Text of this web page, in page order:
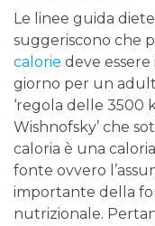
Le linee guida
suggeriscono che
calorie deve
giorno per un
‘regola delle 3500
Wishnofsky’ che
caloria è una
fonte ovvero
importante della
nutrizionale.